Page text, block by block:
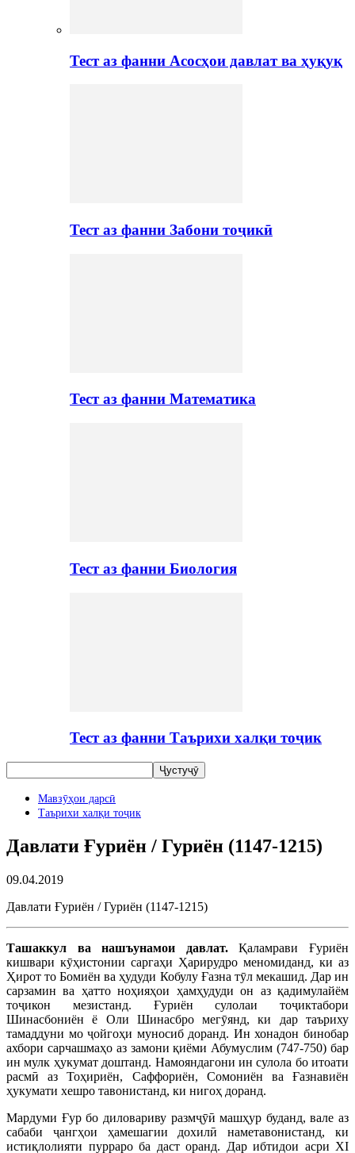
Тест аз фанни Асосҳои давлат ва ҳуқуқ
Тест аз фанни Забони тоҷикӣ
Тест аз фанни Математика
Тест аз фанни Биология
Тест аз фанни Таърихи халқи тоҷик
Мавзӯҳои дарсӣ
Таърихи халқи тоҷик
Давлати Ғуриён / Гуриён (1147-1215)
09.04.2019
Давлати Ғуриён / Гуриён (1147-1215)
Ташаккул ва нашъунамои давлат.Қаламрави Ғуриён
кишвари кӯҳистонии саргаҳи Ҳарирудро меномиданд, ки аз
Ҳирот то Бомиён ва ҳудуди Кобулу Ғазна тӯл мекашид. Дар ин
сарзамин ва ҳатто ноҳияҳои ҳамҳудуди он аз қадимулайём
тоҷикон мезистанд. Ғуриён сулолаи тоҷиктабори
Шинасбониён ё Оли Шинасбро мегӯянд, ки дар таъриху
тамаддуни мо ҷойгоҳи муносиб доранд. Ин хонадон бинобар
ахбори сарчашмаҳо аз замони қиёми Абумуслим (747-750) бар
ин мулк ҳукумат доштанд. Намояндагони ин сулола бо итоати
расмӣ аз Тоҳириён, Саффориён, Сомониён ва Ғазнавиён
ҳукумати хешро тавонистанд, ки нигоҳ доранд.
Мардуми Ғур бо диловариву размҷӯӣ машҳур буданд, вале аз
сабаби ҷангҳои ҳамешагии дохилӣ наметавонистанд, ки
истиқлолияти пурраро ба даст оранд. Дар ибтидои асри XI